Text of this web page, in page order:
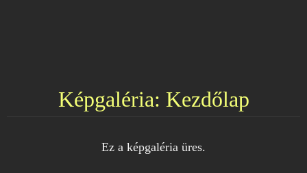
Képgaléria: Kezdőlap
Ez a képgaléria üres.